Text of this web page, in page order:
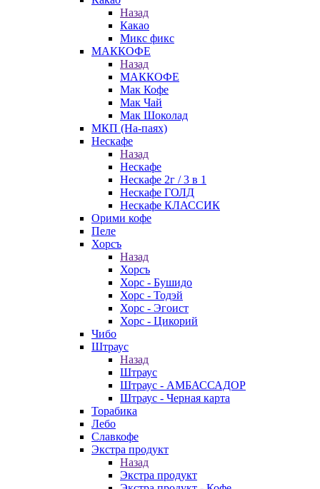
Назад
Какао
Микс фикс
МАККОФЕ
Назад
МАККОФЕ
Мак Кофе
Мак Чай
Мак Шоколад
МКП (На-паях)
Нескафе
Назад
Нескафе
Нескафе 2г / 3 в 1
Нескафе ГОЛД
Нескафе КЛАССИК
Орими кофе
Пеле
Хорсъ
Назад
Хорсъ
Хорс - Бушидо
Хорс - Тодэй
Хорс - Эгоист
Хорс - Цикорий
Чибо
Штраус
Назад
Штраус
Штраус - АМБАССАДОР
Штраус - Черная карта
Торабика
Лебо
Славкофе
Экстра продукт
Назад
Экстра продукт